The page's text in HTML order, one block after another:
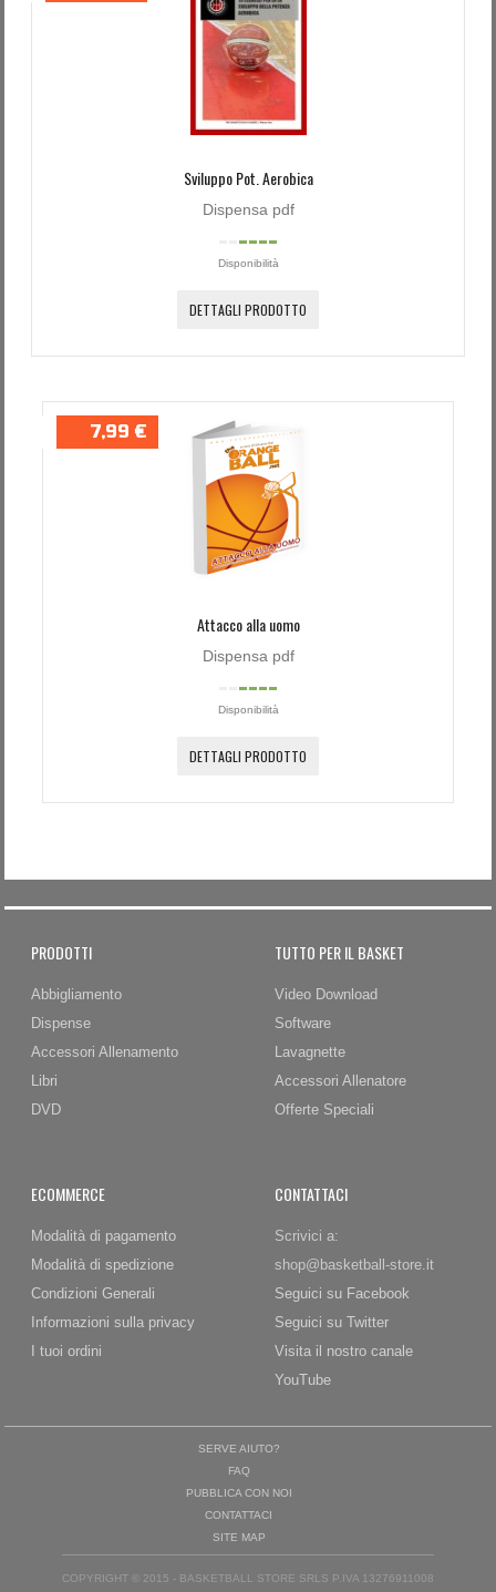
Sviluppo Pot. Aerobica
Dispensa pdf
Disponibilità
DETTAGLI PRODOTTO
7,99 €
Attacco alla uomo
Dispensa pdf
Disponibilità
DETTAGLI PRODOTTO
PRODOTTI
Abbigliamento
Dispense
Accessori Allenamento
Libri
DVD
TUTTO PER IL BASKET
Video Download
Software
Lavagnette
Accessori Allenatore
Offerte Speciali
ECOMMERCE
Modalità di pagamento
Modalità di spedizione
Condizioni Generali
Informazioni sulla privacy
I tuoi ordini
CONTATTACI
Scrivici a:
shop@basketball-store.it
Seguici su Facebook
Seguici su Twitter
Visita il nostro canale
YouTube
SERVE AIUTO?
FAQ
PUBBLICA CON NOI
CONTATTACI
SITE MAP
COPYRIGHT © 2015 - BASKETBALL STORE SRLS P.IVA 13276911008